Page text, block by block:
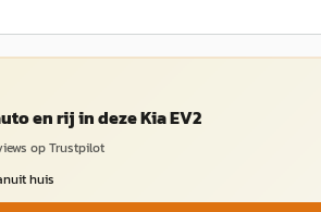
en rij in deze Kia EV2
op Trustpilot
huis